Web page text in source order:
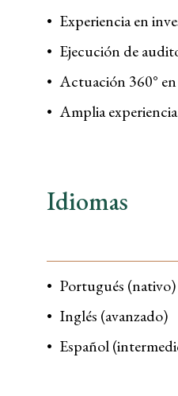
Experiencia en
Ejecución de
Actuación 360°
Amplia
Idiomas
Portugués (nativo)
Inglés (avanzado)
Español